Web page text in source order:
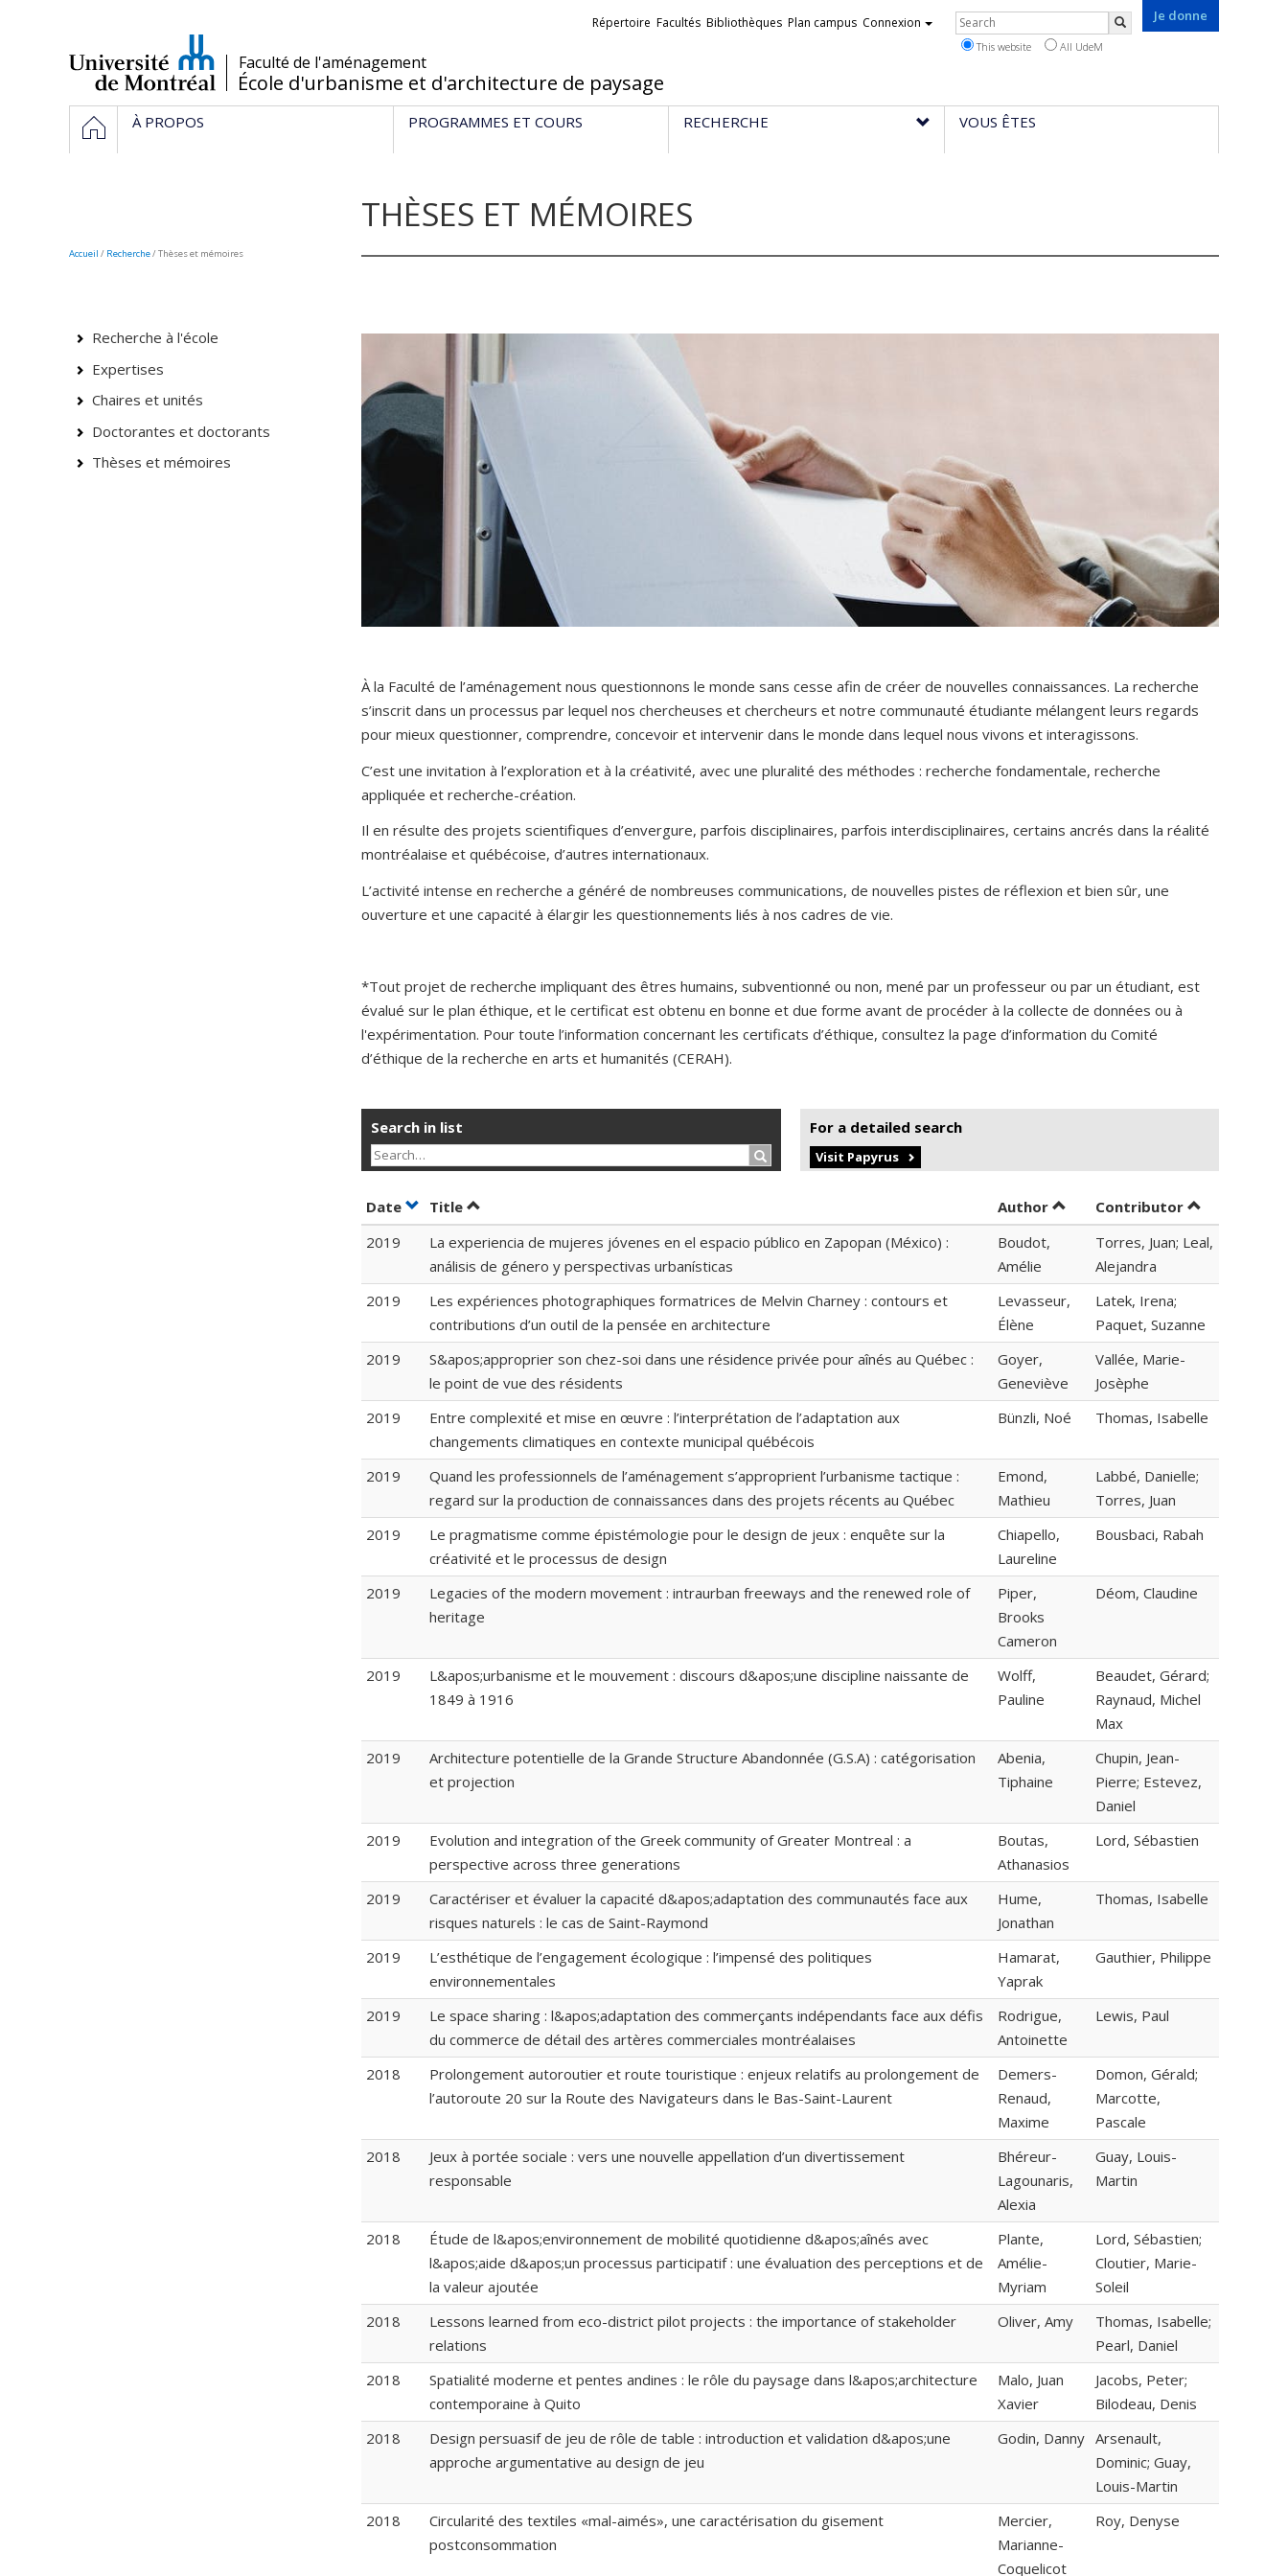
/Faculté de l'aménagement
École d'urbanisme et d'architecture de paysage
Je donne
Liens
Répertoire Facultés Bibliothèques Plan campus Connexion Rechercher
This website All UdeM
Navigation
principale
HOMEÀ PROPOS PROGRAMMES ET COURS RECHERCHE VOUS ÊTES
THÈSES ET MÉMOIRES
À la Faculté de l’aménagement nous questionnons le monde sans cesse afin de créer de nouvelles connaissances. La recherche
s’inscrit dans un processus par lequel nos chercheuses et chercheurs et notre communauté étudiante mélangent leurs regards
pour mieux questionner, comprendre, concevoir et intervenir dans le monde dans lequel nous vivons et interagissons.
C’est une invitation à l’exploration et à la créativité, avec une pluralité des méthodes : recherche fondamentale, recherche
appliquée et recherche-création.
Il en résulte des projets scientifiques d’envergure, parfois disciplinaires, parfois interdisciplinaires, certains ancrés dans la réalité
montréalaise et québécoise, d’autres internationaux.
L’activité intense en recherche a généré de nombreuses communications, de nouvelles pistes de réflexion et bien sûr, une
ouverture et une capacité à élargir les questionnements liés à nos cadres de vie.
*Tout projet de recherche impliquant des êtres humains, subventionné ou non, mené par un professeur ou par un étudiant, est
évalué sur le plan éthique, et le certificat est obtenu en bonne et due forme avant de procéder à la collecte de données ou à
l'expérimentation. Pour toute l’information concernant les certificats d’éthique, consultez la page d’information du Comité
d’éthique de la recherche en arts et humanités (CERAH).
Search in list
Search…
For a detailed search
Visit Papyrus
Date Sort by date in ascending order
Title Sort by title in ascending order Author Sort by author in ascending
Contributor by
2019
La experiencia de mujeres jóvenes en el espacio público en Zapopan (México) :
análisis de género y perspectivas urbanísticas
Boudot,
Amélie
Torres, Juan; Leal,
Alejandra
2019
Les expériences photographiques formatrices de Melvin Charney : contours et
contributions d’un outil de la pensée en architecture
Levasseur,
Élène
Latek, Irena;
Paquet, Suzanne
2019
S&apos;approprier son chez-soi dans une résidence privée pour aînés au Québec :
le point de vue des résidents
Goyer,
Geneviève
Vallée, Marie-
Josèphe
2019
Entre complexité et mise en œuvre : l’interprétation de l’adaptation aux
changements climatiques en contexte municipal québécois
Bünzli, Noé Thomas, Isabelle
2019
Quand les professionnels de l’aménagement s’approprient l’urbanisme tactique :
regard sur la production de connaissances dans des projets récents au Québec
Emond,
Mathieu
Labbé, Danielle;
Torres, Juan
2019
Le pragmatisme comme épistémologie pour le design de jeux : enquête sur la
créativité et le processus de design
Chiapello,
Laureline
Bousbaci, Rabah
2019
Legacies of the modern movement : intraurban freeways and the renewed role of
heritage
Piper,
Brooks
Cameron
Déom, Claudine
2019
L&apos;urbanisme et le mouvement : discours d&apos;une discipline naissante de
1849 à 1916
Wolff,
Pauline
Beaudet, Gérard;
Raynaud, Michel
Max
2019
Architecture potentielle de la Grande Structure Abandonnée (G.S.A) : catégorisation
et projection
Abenia,
Tiphaine
Chupin, Jean-
Pierre; Estevez,
Daniel
2019
Evolution and integration of the Greek community of Greater Montreal : a
perspective across three generations
Boutas,
Athanasios
Lord, Sébastien
2019
Caractériser et évaluer la capacité d&apos;adaptation des communautés face aux
risques naturels : le cas de Saint-Raymond
Hume,
Jonathan
Thomas, Isabelle
2019
L’esthétique de l’engagement écologique : l’impensé des politiques
environnementales
Hamarat,
Yaprak
Gauthier, Philippe
2019
Le space sharing : l&apos;adaptation des commerçants indépendants face aux défis
du commerce de détail des artères commerciales montréalaises
Rodrigue,
Antoinette
Lewis, Paul
2018
Prolongement autoroutier et route touristique : enjeux relatifs au prolongement de
l’autoroute 20 sur la Route des Navigateurs dans le Bas-Saint-Laurent
Demers-
Renaud,
Maxime
Domon, Gérald;
Marcotte,
Pascale
2018
Jeux à portée sociale : vers une nouvelle appellation d’un divertissement
responsable
Bhéreur-
Lagounaris,
Alexia
Guay, Louis-
Martin
2018
Étude de l&apos;environnement de mobilité quotidienne d&apos;aînés avec
l&apos;aide d&apos;un processus participatif : une évaluation des perceptions et de
la valeur ajoutée
Plante,
Amélie-
Myriam
Lord, Sébastien;
Cloutier, Marie-
Soleil
2018
Lessons learned from eco-district pilot projects : the importance of stakeholder
relations
Oliver, Amy
Thomas, Isabelle;
Pearl, Daniel
2018
Spatialité moderne et pentes andines : le rôle du paysage dans l&apos;architecture
contemporaine à Quito
Malo, Juan
Xavier
Jacobs, Peter;
Bilodeau, Denis
2018
Design persuasif de jeu de rôle de table : introduction et validation d&apos;une
approche argumentative au design de jeu
Godin, Danny Arsenault,
Dominic; Guay,
Louis-Martin
2018
Circularité des textiles «mal-aimés», une caractérisation du gisement
postconsommation
Mercier,
Marianne-
Coquelicot
Roy, Denyse
Accueil / Recherche/Thèses et mémoires
Recherche à l'école
Expertises
Chaires et unités
Doctorantes et doctorants
Thèses et mémoires